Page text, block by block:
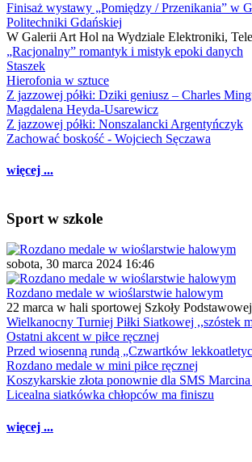
Finisaż wystawy „Pomiędzy / Przenikania” w
Politechniki Gdańskiej
W Galerii Art Hol na Wydziale Elektroniki,
„Racjonalny” romantyk i mistyk epoki danych
Staszek
Hierofonia w sztuce
Z jazzowej półki: Dziki geniusz – Charles
Magdalena Heyda-Usarewicz
Z jazzowej półki: Nonszalancki Argentyńczyk
Zachować boskość - Wojciech Sęczawa
więcej ...
Sport w szkole
sobota, 30 marca 2024 16:46
Rozdano medale w wioślarstwie halowym
22 marca w hali sportowej Szkoły
Wielkanocny Turniej Piłki Siatkowej ,,szóstek
Ostatni akcent w piłce ręcznej
Przed wiosenną rundą „Czwartków
Rozdano medale w mini piłce ręcznej
Koszykarskie złota ponownie dla SMS
Licealna siatkówka chłopców ma finiszu
więcej ...